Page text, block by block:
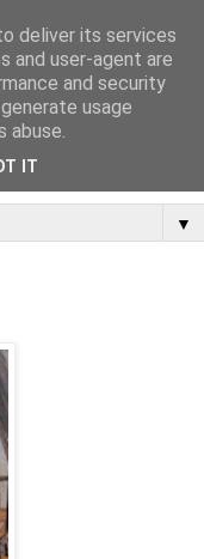
Κυρίῳ
Αλληλούϊα.
▼
deliver its services
and user-agent are
and security
usage
abuse.
IT